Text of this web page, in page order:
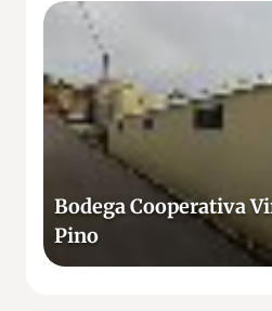
Bodega Cooperativa
Pino
B
e
g
p